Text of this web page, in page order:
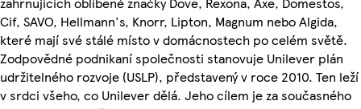
Cif, SAVO, Hellmann's, Knorr, Lipton, Magnum nebo Algida,
které mají své stálé místo v domácnostech po celém světě.
Zodpovědné podnikaní společnosti stanovuje Unilever plán
udržitelného rozvoje (USLP), představený v roce 2010. Ten leží
v srdci všeho, co Unilever dělá. Jeho cílem je za současného